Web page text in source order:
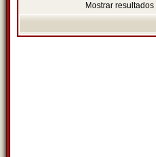
Mostrar resultados